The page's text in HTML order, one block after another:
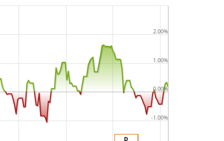
D
-1.00%
0.00%
1.00%
2.00%